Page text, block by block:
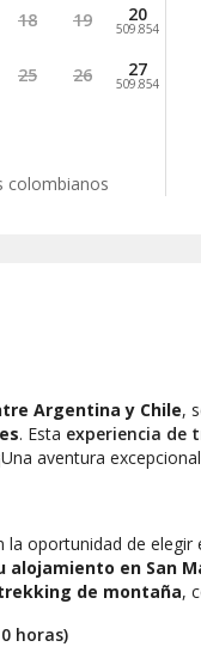
18 19 20
509.854
25 26 27
509.854
colombianos
Argentina y Chile,
. Esta experiencia de
aventura
la oportunidad de elegir
alojamiento en San
de montaña,
horas)